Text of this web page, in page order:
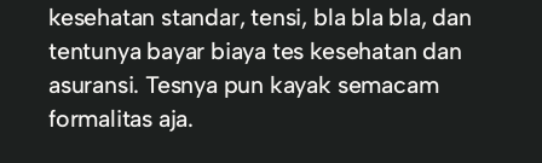
kesehatan standar, tensi, bla bla bla, dan
tentunya bayar biaya tes kesehatan dan
asuransi. Tesnya pun kayak semacam
formalitas aja.